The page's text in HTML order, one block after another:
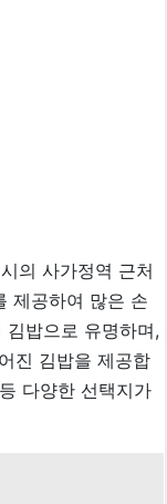
의 사가정역 근처
제공하여 많은 손
밥으로 유명하며,
진 김밥을 제공합
다양한 선택지가